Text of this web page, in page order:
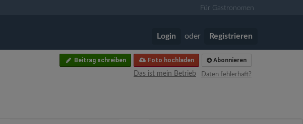
Für Gastronomen
Login oder Registrieren
Abonnieren
Foto hochladen
Beitrag schreiben
Daten fehlerhaft?
Das ist mein Betrieb